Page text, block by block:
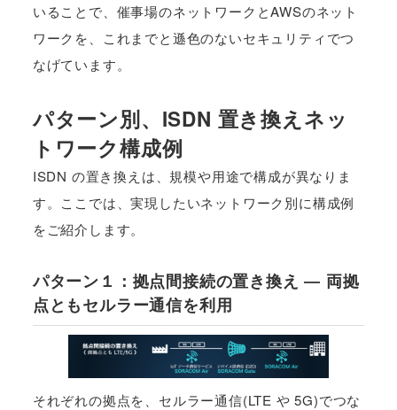
いることで、催事場のネットワークとAWSのネット
ワークを、これまでと遜色のないセキュリティでつ
なげています。
パターン別、ISDN 置き換えネッ
トワーク構成例
ISDN の置き換えは、規模や用途で構成が異なりま
す。ここでは、実現したいネットワーク別に構成例
をご紹介します。
パターン１：拠点間接続の置き換え ― 両拠
点ともセルラー通信を利用
それぞれの拠点を、セルラー通信(LTE や 5G)でつな